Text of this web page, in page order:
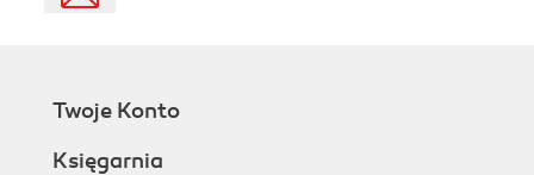
Twoje Konto
Księgarnia